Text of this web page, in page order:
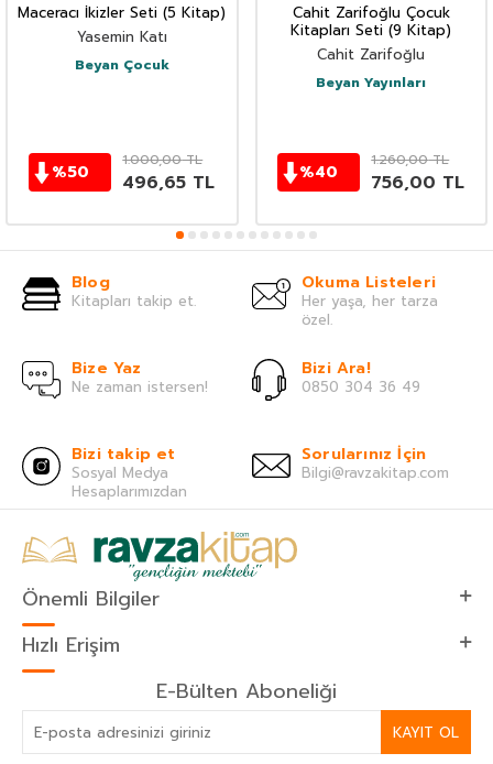
Maceracı İkizler Seti (5 Kitap)
Yasemin Katı
Beyan Çocuk
%50
1.000,00TL
496,65 TL
Cahit Zarifoğlu Çocuk
Kitapları Seti (9 Kitap)
Cahit Zarifoğlu
Beyan Yayınları
%40
1.260,00TL
756,00 TL
Blog
Kitapları takip et.
Okuma Listeleri
Her yaşa, her tarza
özel.
Bize Yaz
Ne zaman istersen!
Bizi Ara!
0850 304 36 49
Bizi takip et
Sosyal Medya
Hesaplarımızdan
Sorularınız İçin
Bilgi@ravzakitap.com
Önemli Bilgiler
Hızlı Erişim
E-Bülten Aboneliği
KAYIT OL